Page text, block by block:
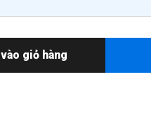
giỏ hàng